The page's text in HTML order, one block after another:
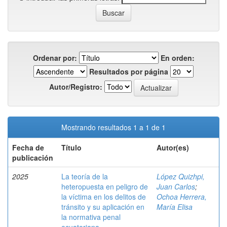
Ordenar por:
En orden:
Resultados por página
Autor/Registro:
Mostrando resultados 1 a 1 de 1
Fecha de
publicación
Título Autor(es)
2025
La teoría de la
heteropuesta en peligro de
la víctima en los delitos de
tránsito y su aplicación en
la normativa penal
López Quizhpi,
Juan Carlos;
Ochoa Herrera,
María Elisa